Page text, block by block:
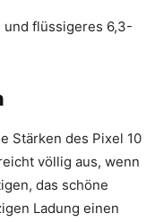
flüssigeres 6,3-
Stärken des Pixel 10
völlig aus, wenn
das schöne
Ladung einen